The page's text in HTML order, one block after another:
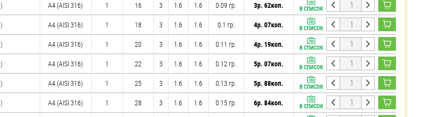
A4 (AISI 316) 1 16 3 1.6 1.6 0.09 гр. 3р. 62коп. В СПИСОК
A4 (AISI 316) 1 18 3 1.6 1.6 0.1 гр. 4р. 07коп. В СПИСОК
A4 (AISI 316) 1 20 3 1.6 1.6 0.11 гр. 4р. 19коп. В СПИСОК
A4 (AISI 316) 1 22 3 1.6 1.6 0.12 гр. 5р. 07коп. В СПИСОК
A4 (AISI 316) 1 25 3 1.6 1.6 0.13 гр. 5р. 88коп. В СПИСОК
A4 (AISI 316) 1 28 3 1.6 1.6 0.15 гр. 6р. 84коп. В СПИСОК